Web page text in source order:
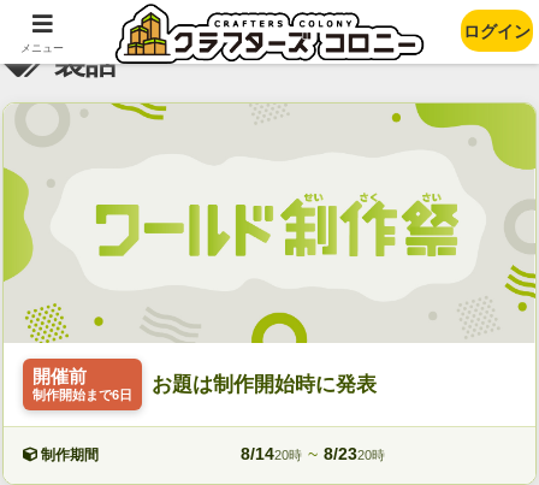
裏話
開催前
制作開始まで6日 お題は制作開始時に発表
制作期間 8/1420時 ~ 8/2320時
メニュー
ログイン